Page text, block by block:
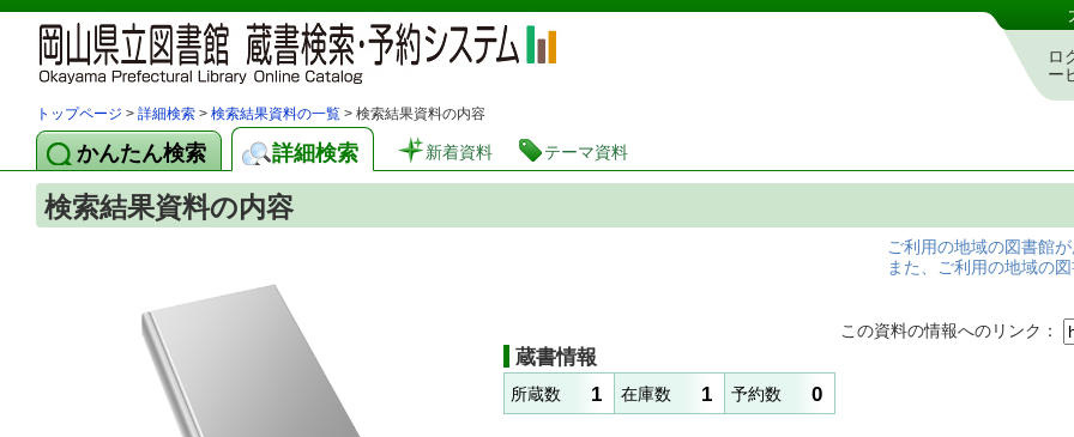
岡山県立図書館 蔵書検索・予約システム
ロ
ー
トップページ > 詳細検索 > 検索結果資料の一覧 > 検索結果資料の内容
かんたん検索 詳細検索 新着資料 テーマ資料
検索結果資料の内容
ご利用の地域の図書館
また、ご利用の地域の
この資料の情報へのリンク：
蔵書情報
所蔵数 1 在庫数 1 予約数 0